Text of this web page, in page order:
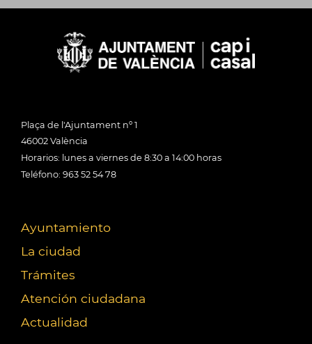
Plaça de l'Ajuntament nº 1
46002 València
Horarios: lunes a viernes de 8:30 a 14:00 horas
Teléfono: 963 52 54 78
Ayuntamiento
La ciudad
Trámites
Atención ciudadana
Actualidad